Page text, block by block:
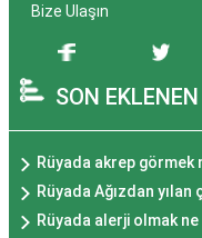
Bize Ulaşın
SON
Rüyada akrep
Rüyada Ağızdan yılan
Rüyada alerji olmak